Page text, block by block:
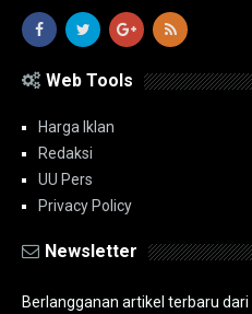
Web Tools
Harga Iklan
Redaksi
UU Pers
Privacy Policy
Newsletter
Berlangganan artikel terbaru dari